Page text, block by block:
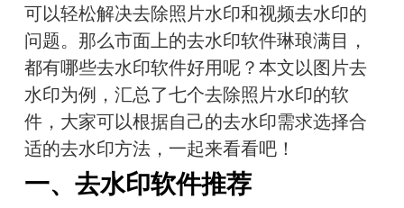
可以轻松解决去除照片水印和视频去水印的
问题。那么市面上的去水印软件琳琅满目，
都有哪些去水印软件好用呢？本文以图片去
水印为例，汇总了七个去除照片水印的软
件，大家可以根据自己的去水印需求选择合
适的去水印方法，一起来看看吧！
一、去水印软件推荐